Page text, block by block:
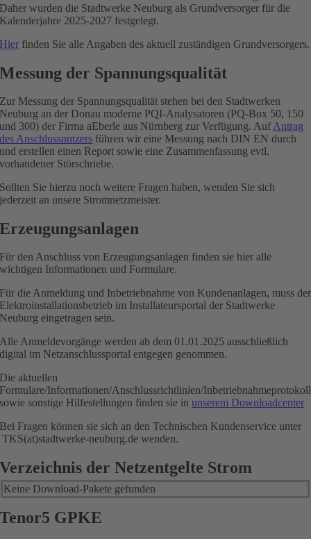
Daher wurden die Stadtwerke Neuburg als Grundversorger für die
Kalenderjahre 2025-2027 festgelegt.
Hier finden Sie alle Angaben des aktuell zuständigen Grundversorgers.
Messung der Spannungsqualität
Zur Messung der Spannungsqualität stehen bei den Stadtwerken
Neuburg an der Donau moderne PQI-Analysatoren (PQ-Box 50, 150
und 300) der Firma aEberle aus Nürnberg zur Verfügung. Auf Antrag
des Anschlussnutzers führen wir eine Messung nach DIN EN durch
und erstellen einen Report sowie eine Zusammenfassung evtl.
vorhandener Störschriebe.
Sollten Sie hierzu noch weitere Fragen haben, wenden Sie sich
jederzeit an unsere Stromnetzmeister.
Erzeugungsanlagen
Für den Anschluss von Erzeugungsanlagen finden sie hier alle
wichtigen Informationen und Formulare.
Für die Anmeldung und Inbetriebnahme von Kundenanlagen, muss der
Elektroinstallationsbetrieb im Installateursportal der Stadtwerke
Neuburg eingetragen sein.
Alle Anmeldevorgänge werden ab dem 01.01.2025 ausschließlich
digital im Netzanschlussportal entgegen genommen.
Die aktuellen
Formulare/Informationen/Anschlussrichtlinien/
sowie sonstige Hilfestellungen finden sie inunserem Downloadcenter
Bei Fragen können sie sich an den Technischen Kundenservice unter
TKS(at)stadtwerke-neuburg.de wenden.
Verzeichnis der Netzentgelte Strom
Keine Download-Pakete gefunden
Tenor5 GPKE